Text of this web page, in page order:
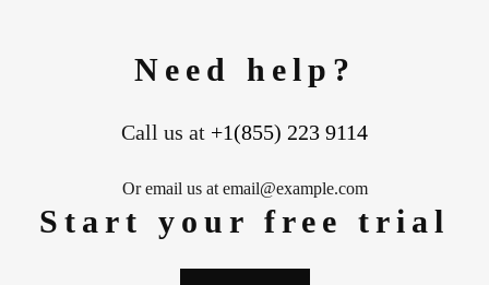
Need help?
Call us at +1(855) 223 9114
Or email us at email@example.com
Start your free trial